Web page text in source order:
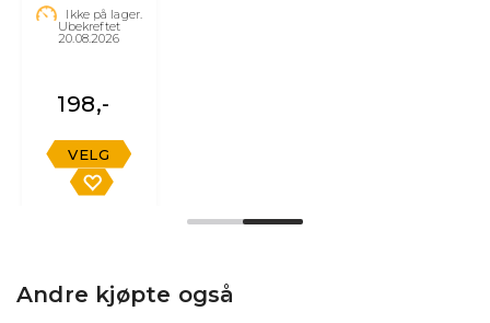
Ikke på lager.
Ubekreftet
20.08.2026
198,-
VELG
Andre kjøpte også